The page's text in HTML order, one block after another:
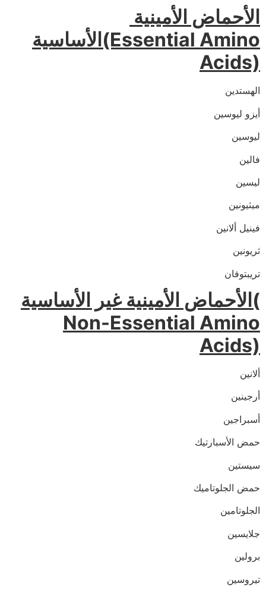
الأساسية(Essential Amino
Acids)
الهستدين
أيزو ليوسين
ليوسين
فالين
ليسين
ميثيونين
فينيل ألانين
ثريونين
تريبتوفان
الأحماض الأمينية غير الأساسية(
Non-Essential Amino
Acids)
ألانين
أرجينين
أسبراجين
حمض الأسبارتيك
سيستين
حمض الجلوتاميك
الجلوتامين
جلايسين
برولين
تيروسين